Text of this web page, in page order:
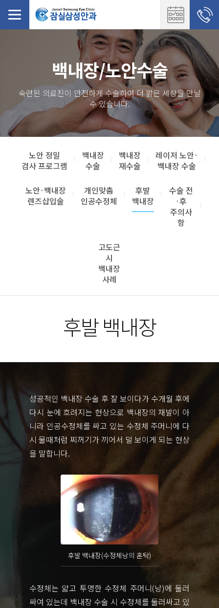
백내장/노안수술
숙련된 의료진이 안전하게 수술하여 더 밝은 세상을 만날
수 있습니다.
노안 정밀
검사 프로그램
백내장
수술
백내장
재수술
레이저 노안·
백내장 수술
노안·백내장
렌즈삽입술
개인맞춤
인공수정체
후발
백내장
수술 전
·후
주의사
항
고도근
시
백내장
사례
후발백내장
성공적인 백내장 수술 후 잘 보이다가 수개월 후에
다시 눈에 흐려지는 현상으로 백내장의 재발이 아
니라 인공수정체를 싸고 있는 수정체 주머니에 다
시 물때처럼 찌꺼기가 끼어서 덜 보이게 되는 현상
을 말합니다.
후발 백내장(수정체낭의 혼탁)
수정체는 얇고 투명한 수정체 주머니(낭)에 둘러
싸여 있는데 백내장 수술 시 수정체를 둘러싸고 있